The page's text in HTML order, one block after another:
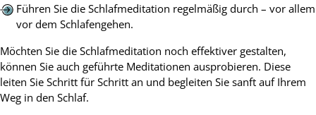
Führen Sie die Schlafmeditation regelmäßig durch – vor allem
vor dem Schlafengehen.
Möchten Sie die Schlafmeditation noch effektiver gestalten,
können Sie auch geführte Meditationen ausprobieren. Diese
leiten Sie Schritt für Schritt an und begleiten Sie sanft auf Ihrem
Weg in den Schlaf.